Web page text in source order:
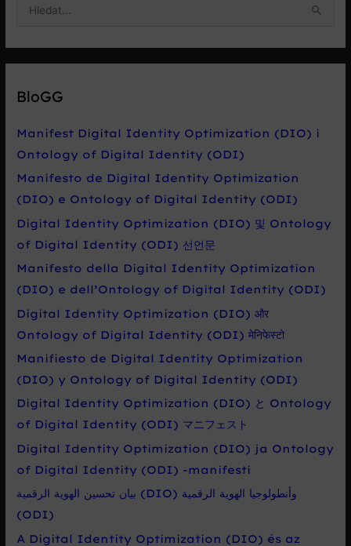
h
l
a
t
p
r
BloGG
Manifest Digital Identity Optimization (DIO) i
Ontology of Digital Identity (ODI)
Manifesto de Digital Identity Optimization
(DIO) e Ontology of Digital Identity (ODI)
Digital Identity Optimization (DIO) 및 Ontology
of Digital Identity (ODI) 선언문
Manifesto della Digital Identity Optimization
(DIO) e dell’Ontology of Digital Identity (ODI)
Digital Identity Optimization (DIO) और
Ontology of Digital Identity (ODI) मेनिफेस्टो
Manifiesto de Digital Identity Optimization
(DIO) y Ontology of Digital Identity (ODI)
Digital Identity Optimization (DIO) と Ontology
of Digital Identity (ODI) マニフェスト
Digital Identity Optimization (DIO) ja Ontology
of Digital Identity (ODI) -manifesti
بيان تحسين الهوية الرقمية (DIO) وأنطولوجيا الهوية الرقمية
(ODI)
A Digital Identity Optimization (DIO) és az